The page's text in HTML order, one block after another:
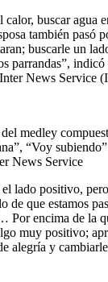
buscar agua
también pasó
buscarle un
parrandas”, indicó
News Service
medley
“Voy
News Service
lado positivo,
de que estamos
encima de la
muy positivo;
alegría y